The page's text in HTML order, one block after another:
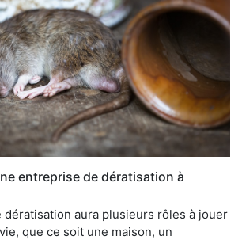
entreprise de dératisation à
dératisation aura plusieurs rôles à jouer
que ce soit une maison, un